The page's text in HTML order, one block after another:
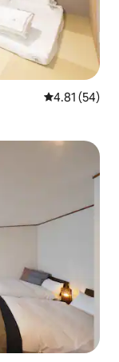
평점 4.81점
4.81 (54)